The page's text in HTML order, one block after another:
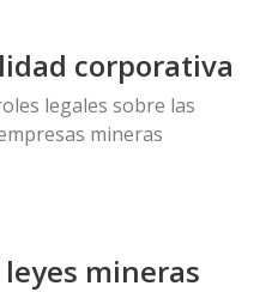
corporativa
legales sobre las
mineras
mineras